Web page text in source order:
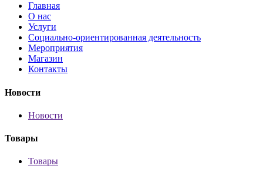
Главная
О нас
Услуги
Социально-ориентированная деятельность
Мероприятия
Магазин
Контакты
Новости
Новости
Товары
Товары